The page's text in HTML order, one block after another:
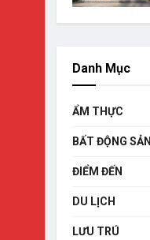
Danh Mục
ẨM THỰC
BẤT ĐỘNG SẢN
ĐIỂM ĐẾN
DU LỊCH
LƯU TRÚ